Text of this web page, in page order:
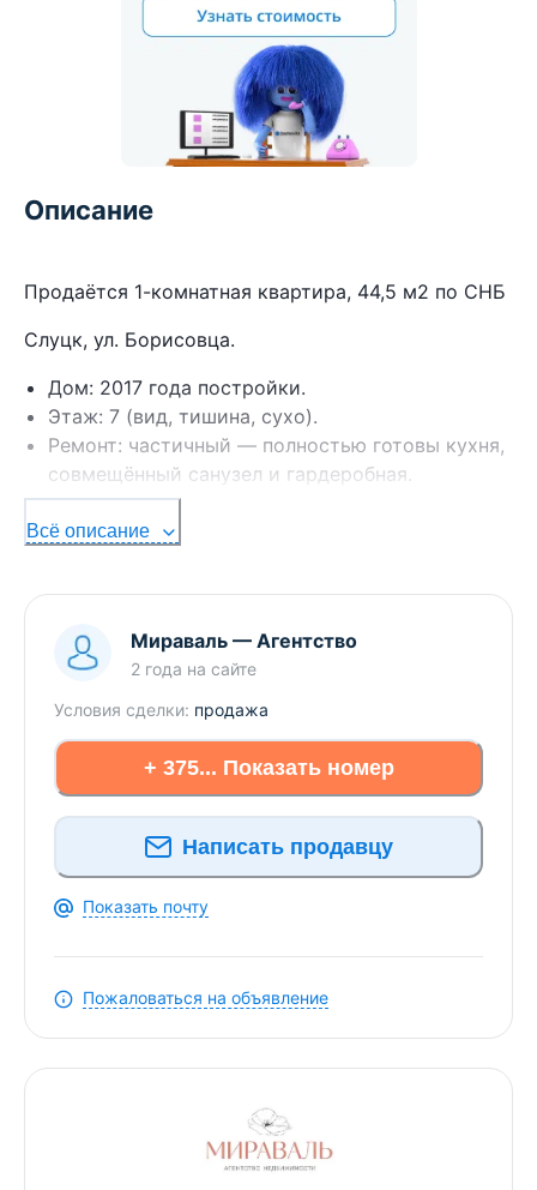
Описание
Продаётся 1-комнатная квартира, 44,5 м2 по СНБ
Слуцк, ул. Борисовца.
Дом: 2017 года постройки.
Этаж: 7 (вид, тишина, сухо).
Ремонт: частичный — полностью готовы кухня,
совмещённый санузел и гардеробная.
Бонус: застеклённая лоджия — уже
дополнительная комната без сквозняков
Планировка: просторная кухня, гардеробная
Почему это выгодно:
Вам не нужно вкладываться в сантехнику, плитку
на кухне и систему хранения.
Достаточно сделать косметику в комнате (или
оставить как есть) — и можно жить.
Для приобретения данной квартиры продам ваш
объект недвижимости. Звоните, записывайтесь на
просмотры.
Лицензия: 02240/483 МЮ РБ, 18.05.2024
Всё описание
Мираваль — Агентство
2 года на сайте
Условия сделки: продажа
+ 375... Показать номер
Написать продавцу
Показать почту
Пожаловаться на объявление